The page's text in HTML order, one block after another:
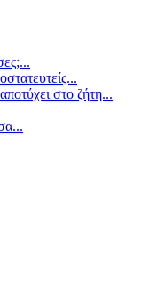
στο ζήτη...